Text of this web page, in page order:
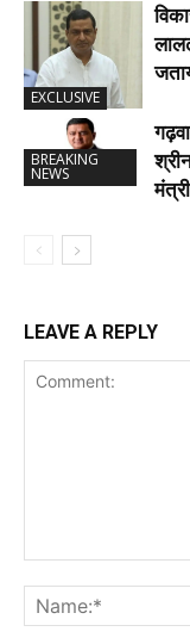
EXCLUSIVE
BREAKING
NEWS
LEAVE A REPLY